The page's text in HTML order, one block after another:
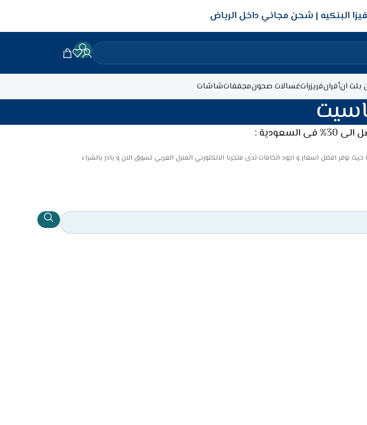
شحن مجاني داخل الرياض
بلت انأفرانفريزراتغسالات صحونمجففاتشاشات
:
افضل اسعار و اجود الخامات لدى متجرنا الالكتورني المنزل العربي تسوق الان و بادر بالشراء